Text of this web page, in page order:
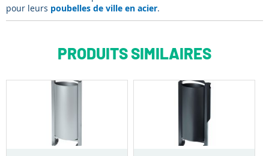
pour leurs poubelles de ville en acier.
PRODUITS SIMILAIRES